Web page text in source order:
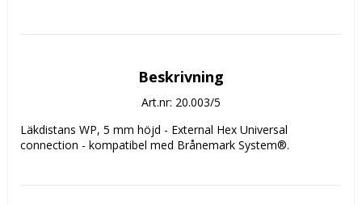
Beskrivning
Art.nr: 20.003/5
Läkdistans WP, 5 mm höjd - External Hex Universal
connection - kompatibel med Brånemark System®.